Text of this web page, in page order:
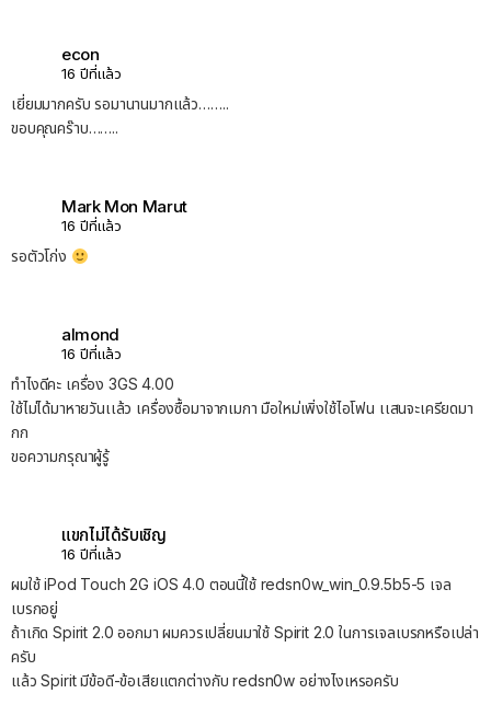
econ
16 ปีที่แล้ว
เยี่ยมมากครับ รอมานานมากแล้ว……..
ขอบคุณคร๊าบ……..
Mark Mon Marut
16 ปีที่แล้ว
รอตัวโก่ง
almond
16 ปีที่แล้ว
ทำไงดีคะ เครื่อง 3GS 4.00
ใช้ไม่ได้มาหายวันเเล้ว เครื่องซื้อมาจากเมกา มือใหม่เพิ่งใช้ไอโฟน เเสนจะเครียดมา
กก
ขอความกรุณาผู้รู้
แขกไม่ได้รับเชิญ
16 ปีที่แล้ว
ผมใช้ iPod Touch 2G iOS 4.0 ตอนนี้ใช้ redsn0w_win_0.9.5b5-5 เจล
เบรกอยู่
ถ้าเกิด Spirit 2.0 ออกมา ผมควรเปลี่ยนมาใช้ Spirit 2.0 ในการเจลเบรกหรือเปล่า
ครับ
แล้ว Spirit มีข้อดี-ข้อเสียแตกต่างกับ redsn0w อย่างไงเหรอครับ